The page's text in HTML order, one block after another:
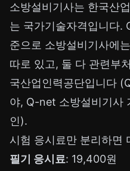
소방설비기사는 한국산
는 국가기술자격입니다.
준으로 소방설비기사에는
따로 있고, 둘 다 관련부
국산업인력공단입니다 (
야, Q-net 소방설비기사
인).
시험 응시료만 분리하면
필기 응시료: 19,400원